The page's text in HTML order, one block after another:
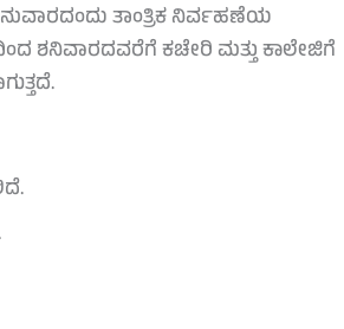
ತಾಂತ್ರಿಕ ನಿರ್ವಹಣೆಯ
ಶನಿವಾರದವರೆಗೆ ಕಚೇರಿ ಮತ್ತು ಕಾಲೇಜಿಗೆ